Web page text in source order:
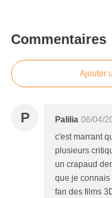
Commentaires
Ajouter
P Palilia 06/04/
c'est marrant
plusieurs
un crapaud
que je connais
fan des films